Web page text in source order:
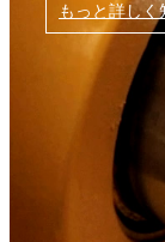
もっと詳しく